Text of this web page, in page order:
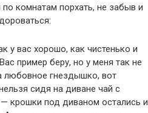
комнатам порхать, не забыв и
у вас хорошо, как чистенько и
пример беру, но у меня так не
любовное гнездышко, вот
сидя на диване чай с
— крошки под диваном остались и